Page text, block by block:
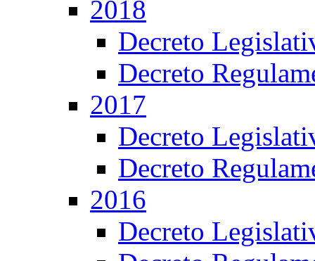
2018
Decreto
Decreto
2017
Decreto
Decreto
2016
Decreto